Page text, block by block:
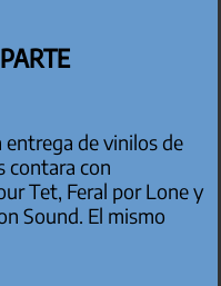
de vinilos de
contara con
Tet, Feral por Lone y
Sound. El mismo